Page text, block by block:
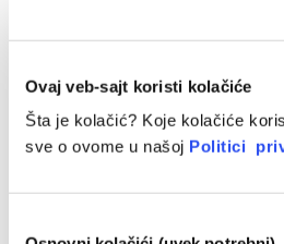
Ovaj veb-sajt koristi kolačiće
Šta je kolačić? Koje kolačiće
sve o ovome u našoj Politici
Antioksidansi
Sastojci za negu kože
Regulisanje kozmetike
Kozmetički sastojci podležu